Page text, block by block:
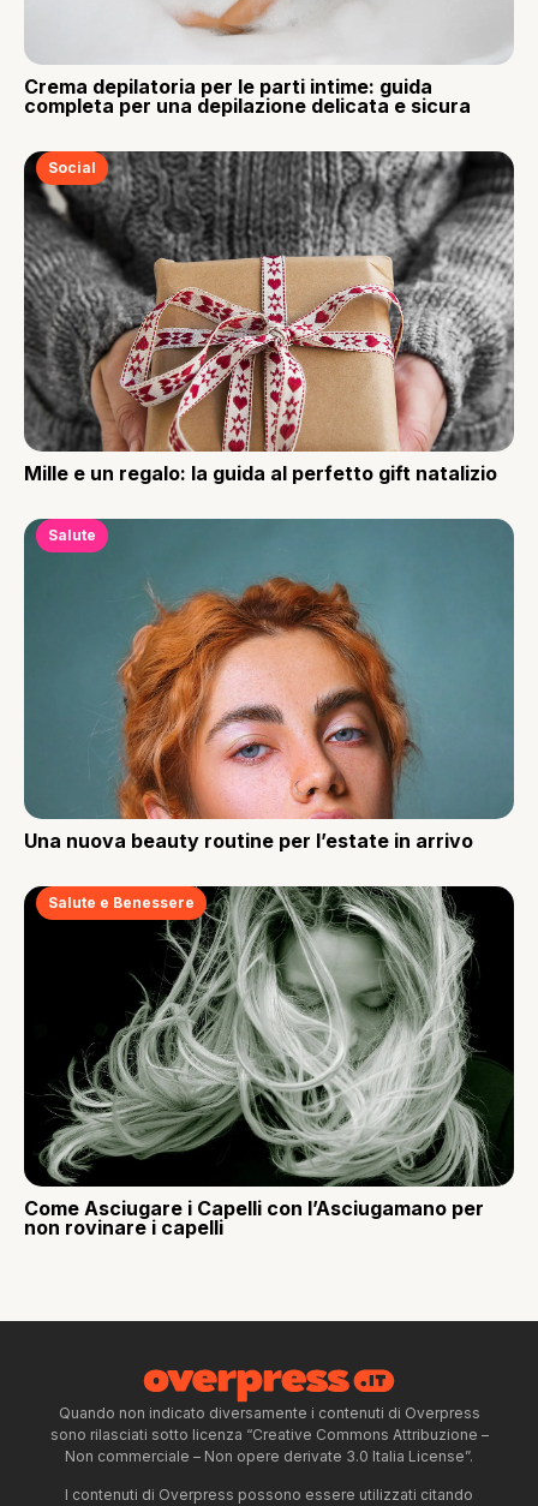
Crema depilatoria per le parti intime: guida
completa per una depilazione delicata e sicura
Social
Mille e un regalo: la guida al perfetto gift natalizio
Salute
Una nuova beauty routine per l’estate in arrivo
Salute e Benessere
Come Asciugare i Capelli con l’Asciugamano per
non rovinare i capelli
Quando non indicato diversamente i contenuti di Overpress
sono rilasciati sotto licenza “Creative Commons Attribuzione –
Non commerciale – Non opere derivate 3.0 Italia License”.
I contenuti di Overpress possono essere utilizzati citando